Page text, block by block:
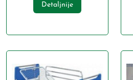
Detaljnije